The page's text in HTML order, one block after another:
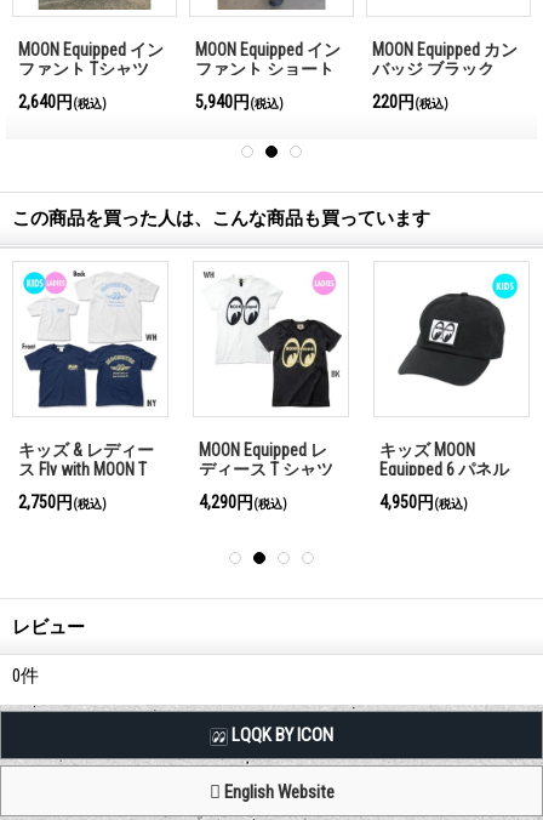
MOON Equipped イン
ファント Tシャツ
2,640円 (税込)
MOON Equipped イン
ファント ショート
5,940円 (税込)
MOON Equipped カン
バッジ ブラック
220円 (税込)
この商品を買った人は、こんな商品も買っています
キッズ & レディー
ス Fly with MOON T
2,750円 (税込)
MOON Equipped レ
ディース T シャツ
4,290円 (税込)
キッズ MOON
Equipped 6 パネル
4,950円 (税込)
レビュー
0件
LQQK BY ICON
English Website